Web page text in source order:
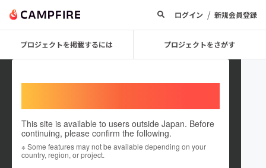
ログイン / 新規会員登録
プロジェクトを掲載するには プロジェクトをさがす
This site is available to users outside Japan. Before
continuing, please confirm the following.
※ Some features may not be available depending on your
country, region, or project.
いんそんふん